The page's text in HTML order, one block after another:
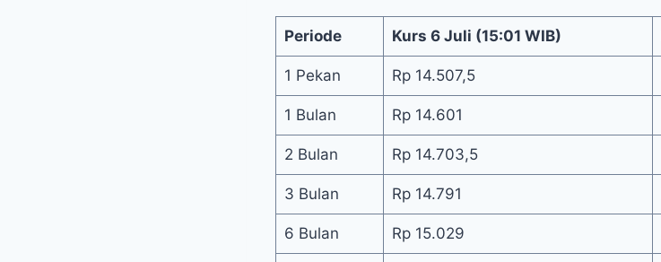
Periode Kurs 6 Juli (15:01 WIB)
1 Pekan Rp 14.507,5
1 Bulan Rp 14.601
2 Bulan Rp 14.703,5
3 Bulan Rp 14.791
6 Bulan Rp 15.029